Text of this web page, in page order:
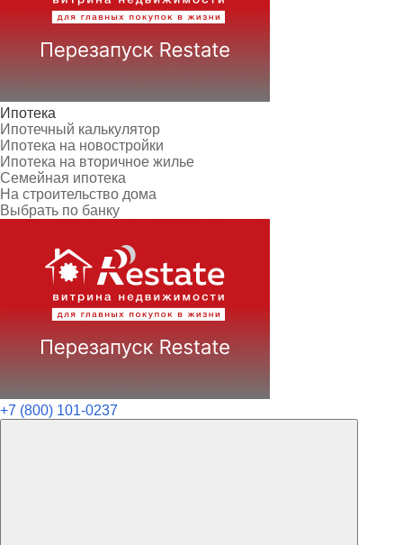
Ипотека
Ипотечный калькулятор
Ипотека на новостройки
Ипотека на вторичное жилье
Семейная ипотека
На строительство дома
Выбрать по банку
+7 (800) 101-0237